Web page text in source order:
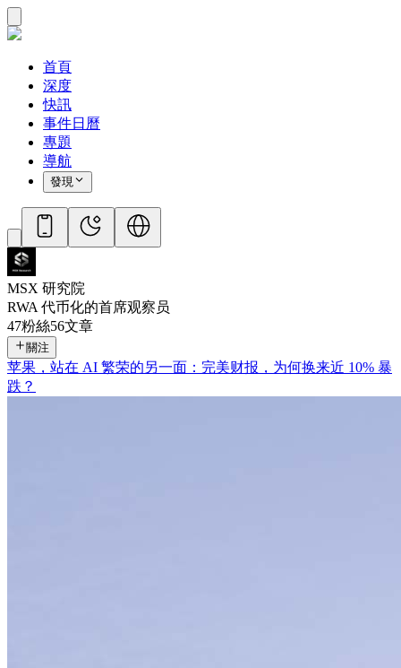
首頁
深度
快訊
事件日曆
專題
導航
發現
MSX 研究院
RWA 代币化的首席观察员
47粉絲56文章
關注
苹果，站在 AI 繁荣的另一面：完美财报，为何换来近 10% 暴
跌？